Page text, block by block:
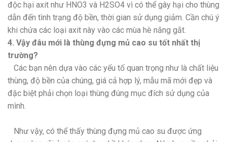
độc hại axit như HNO3 và H2SO4 vì có thể gây hại cho thùng
dẫn đến tình trạng độ bền, thời gian sử dụng giảm. Cần chú ý
khi chứa các loại axit này vào các mùa hè nắng gắt.
4. Vậy đâu mới là thùng đựng mủ cao su tốt nhất thị
trường?
Các bạn nên dựa vào các yếu tố quan trọng như là chất liệu
thùng, độ bền của chúng, giá cả hợp lý, mẫu mã mới đẹp và
đặc biệt phải chọn loại thùng đúng mục đích sử dụng của
mình.
Như vậy, có thể thấy thùng đựng mủ cao su được ứng